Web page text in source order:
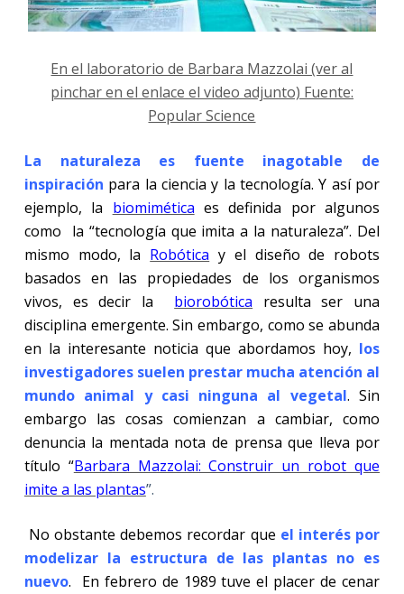
En el laboratorio de Barbara Mazzolai (ver al
pinchar en el enlace el video adjunto) Fuente:
Popular Science
La naturaleza es fuente inagotable de
inspiración para la ciencia y la tecnología. Y así por
ejemplo, la biomimética es definida por algunos
como
la “tecnología que imita a la naturaleza”. Del
mismo modo, la Robótica y el diseño de robots
basados en las propiedades de los organismos
vivos, es decir la
biorobótica resulta ser una
disciplina emergente. Sin embargo, como se abunda
en la interesante noticia que abordamos hoy, los
investigadores suelen prestar mucha atención al
mundo animal y casi ninguna al vegetal. Sin
embargo las cosas comienzan a cambiar, como
denuncia la mentada nota de prensa que lleva por
título “Barbara Mazzolai: Construir un robot que
imite a las plantas”.
No obstante debemos recordar que el interés por
modelizar la estructura de las plantas no es
nuevo.
En febrero de 1989 tuve el placer de cenar